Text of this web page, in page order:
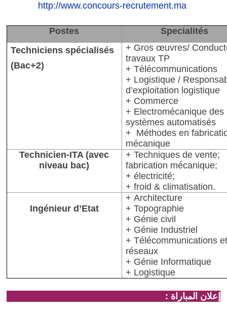
http://www.concours-recrutement.ma
Postes
Specialités
Techniciens spécialisés
(Bac+2)
+ Gros œuvres/
travaux TP
+ Télécommunications
+ Logistique /
d’exploitation logistique
+ Commerce
+ Electromécanique des
systèmes automatisés
+ Méthodes en
mécanique
Technicien-ITA (avec
niveau bac)
+ Techniques de vente;
fabrication mécanique;
+ électricité;
+ froid & climatisation.
Ingénieur d’Etat
+ Architecture
+ Topographie
+ Génie civil
+ Génie Industriel
+ Télécommunications et
réseaux
+ Génie Informatique
+ Logistique
إعلان المباراة :